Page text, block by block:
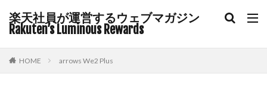
楽天社員が運営するウェブマガジン
Rakuten’s Luminous Rewards
HOME arrows We2 Plus